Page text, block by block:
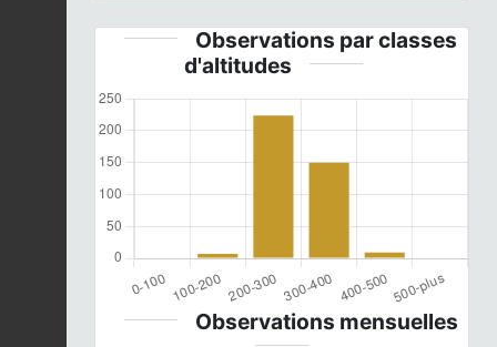
Observations par classes
d'altitudes
Observations mensuelles